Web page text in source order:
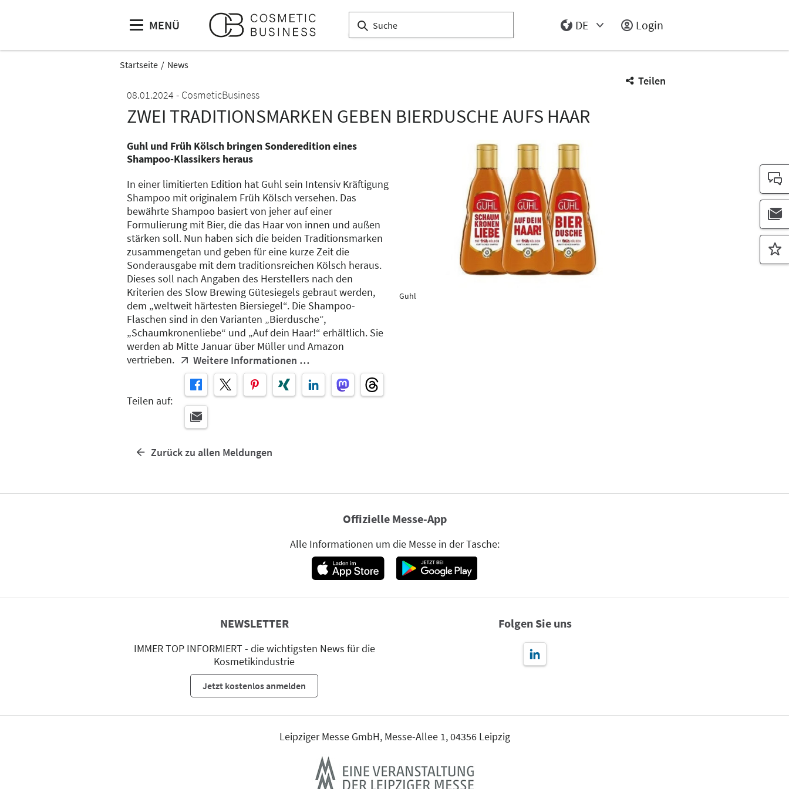
MENÜ
DE
Login
Startseite News
Teilen
08.01.2024
CosmeticBusiness
ZWEI TRADITIONSMARKEN GEBEN BIERDUSCHE AUFS HAAR
Guhl und Früh Kölsch bringen Sonderedition eines
Shampoo-Klassikers heraus
In einer limitierten Edition hat Guhl sein Intensiv Kräftigung
Shampoo mit originalem Früh Kölsch versehen. Das
bewährte Shampoo basiert von jeher auf einer
Formulierung mit Bier, die das Haar von innen und außen
stärken soll. Nun haben sich die beiden Traditionsmarken
zusammengetan und geben für eine kurze Zeit die
Sonderausgabe mit dem traditionsreichen Kölsch heraus.
Dieses soll nach Angaben des Herstellers nach den
Kriterien des Slow Brewing Gütesiegels gebraut werden,
dem „weltweit härtesten Biersiegel“. Die Shampoo-
Flaschen sind in den Varianten „Bierdusche“,
„Schaumkronenliebe“ und „Auf dein Haar!“ erhältlich. Sie
werden ab Mitte Januar über Müller und Amazon
vertrieben.
Weitere Informationen …
Teilen auf:
Guhl
Zurück zu allen Meldungen
Offizielle Messe-App
Alle Informationen um die Messe in der Tasche:
NEWSLETTER
IMMER TOP INFORMIERT - die wichtigsten News für die
Kosmetikindustrie
Jetzt kostenlos anmelden
Folgen Sie uns
Leipziger Messe GmbH, Messe-Allee 1, 04356 Leipzig